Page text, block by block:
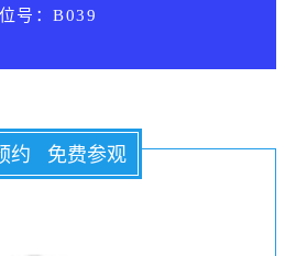
号：B039
约 免费参观